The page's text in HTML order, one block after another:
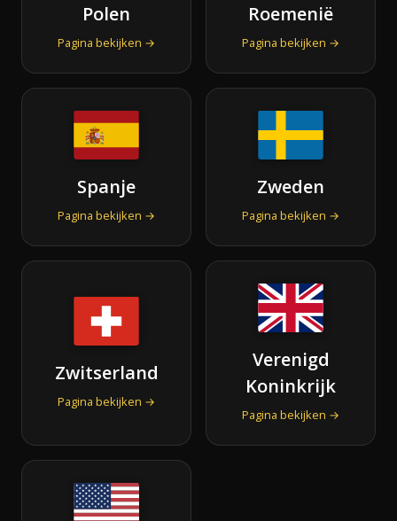
Polen
Pagina bekijken →
Roemenië
Pagina bekijken →
Spanje
Pagina bekijken →
Zweden
Pagina bekijken →
Zwitserland
Pagina bekijken →
Verenigd
Koninkrijk
Pagina bekijken →